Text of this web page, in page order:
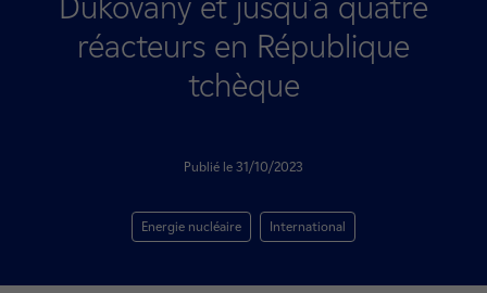
réacteurs en République
tchèque
Publié le 31/10/2023
Energie nucléaire International